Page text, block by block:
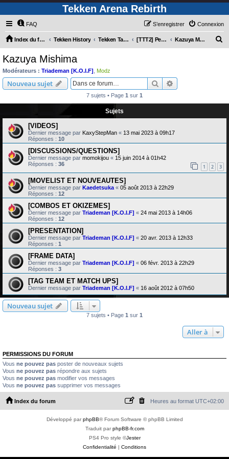
Tekken Arena Rebirth
FAQ Connexion
S’enregistrer
Index du forum Tekken History Tekken Tag Tournament 2 [TTT2] Personnages Kazuya Mishima
Kazuya Mishima
Modérateurs : Triademan [K.O.I.F] Modz
Nouveau sujet Rechercher
7 sujets • Page 1 sur 1
Sujets
[VIDEOS]
Dernier message par KaxyStepMan « 13 mai 2023 à 09h17
Réponses : 10
[DISCUSSIONS/QUESTIONS]
Dernier message par momokijou « 15 juin 2014 à 01h42
Réponses : 36 1 2 3
[MOVELIST ET NOUVEAUTES]
Dernier message par Kaedetsuka « 05 août 2013 à 22h29
Réponses : 12
[COMBOS ET OKIZEMES]
Dernier message par Triademan [K.O.I.F] « 24 mai 2013 à 14h06
Réponses : 12
[PRESENTATION]
Dernier message par Triademan [K.O.I.F] « 20 avr. 2013 à 12h33
Réponses : 1
[FRAME DATA]
Dernier message par Triademan [K.O.I.F] « 06 févr. 2013 à 22h29
Réponses : 3
[TAG TEAM ET MATCH UPS]
Dernier message par Triademan [K.O.I.F] « 16 août 2012 à 07h50
Nouveau sujet
7 sujets • Page 1 sur 1
Aller à
PERMISSIONS DU FORUM
Vous ne pouvez pas poster de nouveaux sujets
Vous ne pouvez pas répondre aux sujets
Vous ne pouvez pas modifier vos messages
Vous ne pouvez pas supprimer vos messages
Index du forum Heures au format UTC+02:00
Développé parphpBB® Forum Software © phpBB Limited
Traduit parphpBB-fr.com
PS4 Pro style ©Jester
Confidentialité | Conditions